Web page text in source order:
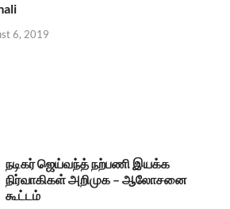
6, 2019
நடிகர் ஜெய்வந்த் நற்பணி இயக்க
நிர்வாகிகள் அறிமுக – ஆலோசனை
கூட்டம்